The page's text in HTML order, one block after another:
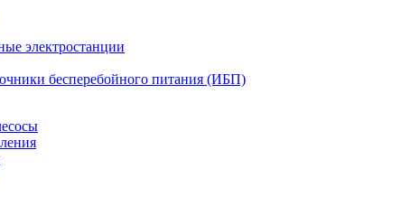
электростанции
бесперебойного питания (ИБП)